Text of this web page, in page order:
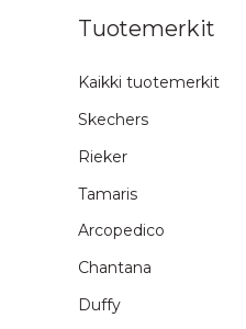
Tuotemerkit
Kaikki tuotemerkit
Skechers
Rieker
Tamaris
Arcopedico
Chantana
Duffy